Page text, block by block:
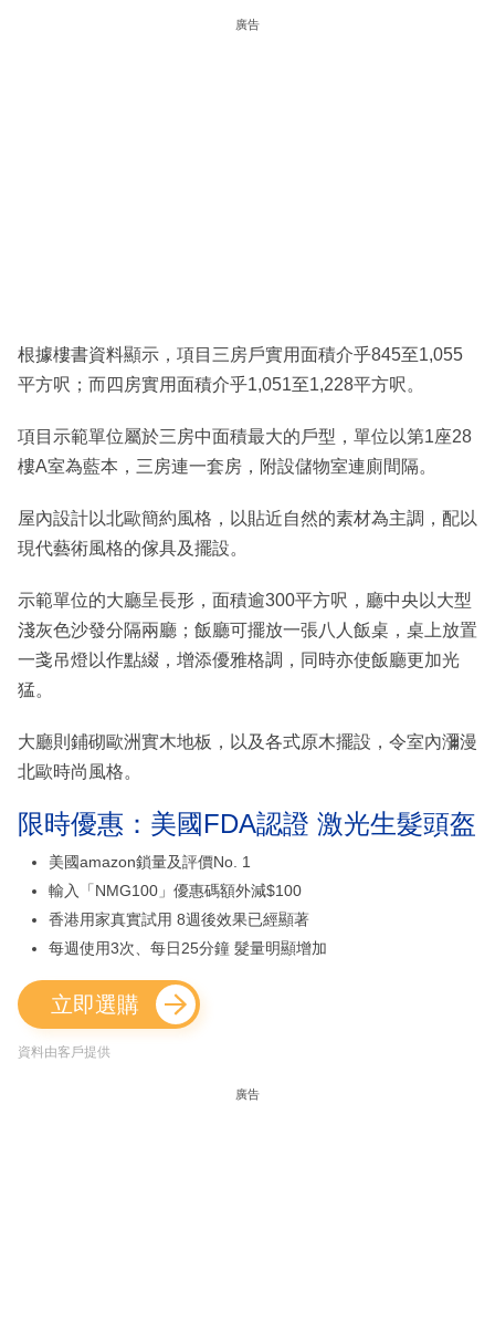
廣告
根據樓書資料顯示，項目三房戶實用面積介乎845至1,055
平方呎；而四房實用面積介乎1,051至1,228平方呎。
項目示範單位屬於三房中面積最大的戶型，單位以第1座28
樓A室為藍本，三房連一套房，附設儲物室連廁間隔。
屋內設計以北歐簡約風格，以貼近自然的素材為主調，配以
現代藝術風格的傢具及擺設。
示範單位的大廳呈長形，面積逾300平方呎，廳中央以大型
淺灰色沙發分隔兩廳；飯廳可擺放一張八人飯桌，桌上放置
一戔吊燈以作點綴，增添優雅格調，同時亦使飯廳更加光
猛。
大廳則鋪砌歐洲實木地板，以及各式原木擺設，令室內瀰漫
北歐時尚風格。
限時優惠：美國FDA認證 激光生髮頭盔
美國amazon鎖量及評價No. 1
輸入「NMG100」優惠碼額外減$100
香港用家真實試用 8週後效果已經顯著
每週使用3次、每日25分鐘 髮量明顯增加
立即選購
資料由客戶提供
廣告